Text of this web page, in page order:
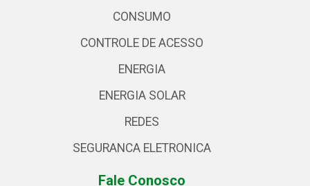
CONSUMO
CONTROLE DE ACESSO
ENERGIA
ENERGIA SOLAR
REDES
SEGURANCA ELETRONICA
Fale Conosco